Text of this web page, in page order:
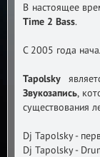
В настоящее
Time 2 Bass.
С 2005 года
Tapolsky
Звукозапись,
существования
Dj Tapolsky -
Dj Tapolsky -